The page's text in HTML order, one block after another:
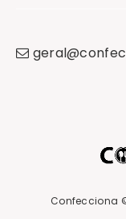
geral@
Confecciona